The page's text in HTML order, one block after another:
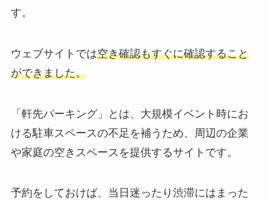
す。
ウェブサイトでは空き確認もすぐに確認すること
ができました。
「軒先パーキング」とは、大規模イベント時にお
ける駐車スペースの不足を補うため、周辺の企業
や家庭の空きスペースを提供するサイトです。
予約をしておけば、当日迷ったり渋滞にはまった